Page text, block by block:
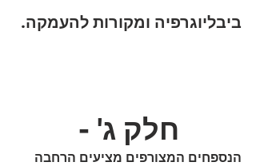
ביבליוגרפיה ומקורות להעמקה.
חלק ג' -
הנספחים המצורפים מציעים הרחבה